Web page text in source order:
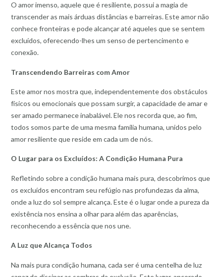
O amor imenso, aquele que é resiliente, possui a magia de
transcender as mais árduas distâncias e barreiras. Este amor não
conhece fronteiras e pode alcançar até aqueles que se sentem
excluídos, oferecendo-lhes um senso de pertencimento e
conexão.
Transcendendo Barreiras com Amor
Este amor nos mostra que, independentemente dos obstáculos
físicos ou emocionais que possam surgir, a capacidade de amar e
ser amado permanece inabalável. Ele nos recorda que, ao fim,
todos somos parte de uma mesma família humana, unidos pelo
amor resiliente que reside em cada um de nós.
O Lugar para os Excluídos: A Condição Humana Pura
Refletindo sobre a condição humana mais pura, descobrimos que
os excluídos encontram seu refúgio nas profundezas da alma,
onde a luz do sol sempre alcança. Este é o lugar onde a pureza da
existência nos ensina a olhar para além das aparências,
reconhecendo a essência que nos une.
A Luz que Alcança Todos
Na mais pura condição humana, cada ser é uma centelha de luz